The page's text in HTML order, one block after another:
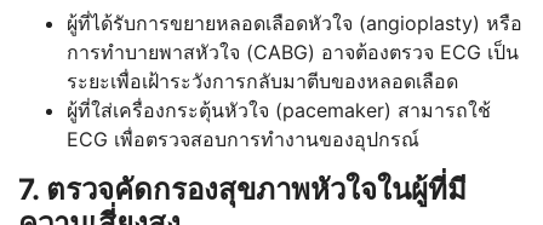
ผู้ที่ได้รับการขยายหลอดเลือดหัวใจ (angioplasty) หรือ
การทำบายพาสหัวใจ (CABG) อาจต้องตรวจ ECG เป็น
ระยะเพื่อเฝ้าระวังการกลับมาตีบของหลอดเลือด
ผู้ที่ใส่เครื่องกระตุ้นหัวใจ (pacemaker) สามารถใช้
ECG เพื่อตรวจสอบการทำงานของอุปกรณ์
7. ตรวจคัดกรองสุขภาพหัวใจในผู้ที่มี